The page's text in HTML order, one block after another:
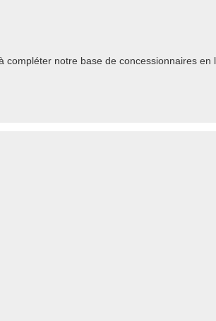
notre base de concessionnaires en